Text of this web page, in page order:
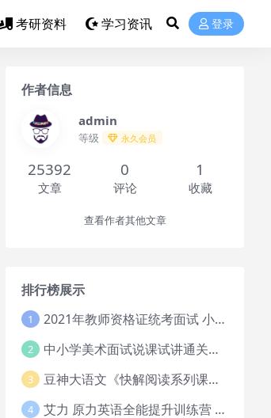
考研资料 学习资讯 登录
作者信息
admin
等级 永久会员
25392
文章
0
评论
1
收藏
查看作者其他文章
排行榜展示
1 2021年教师资格证统考面试 小学教资资料试讲+答辩
2 中小学美术面试说课试讲通关班14讲（辅助资料第一套）
3 豆神大语文《快解阅读系列课教程完整》
4 艾力 原力英语全能提升训练营 151G网课大合集